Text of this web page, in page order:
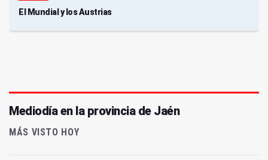
El Mundial y los Austrias
Mediodía en la provincia de Jaén
MÁS VISTO HOY